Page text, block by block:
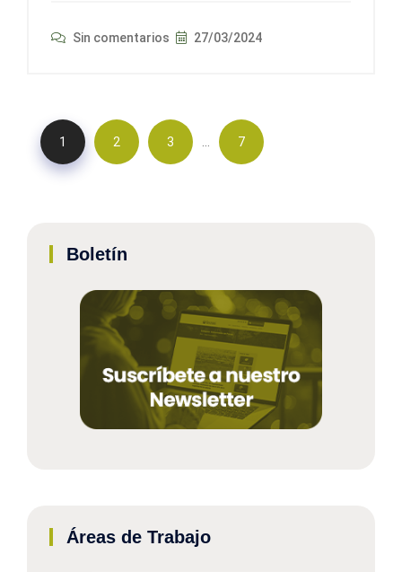
Sin comentarios 27/03/2024
1 2 3 7
Boletín
Áreas de Trabajo